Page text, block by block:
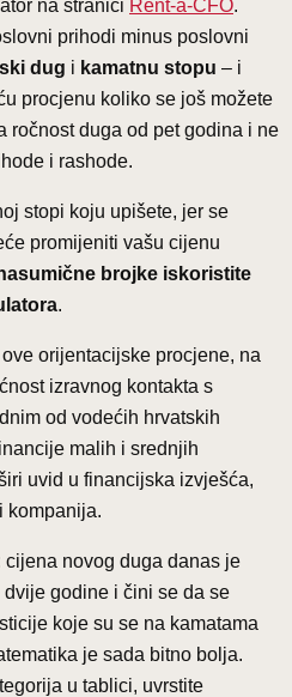
na stranici Rent-a-CFO.
prihodi minus poslovni
dug i kamatnu stopu – i
procjenu koliko se još možete
ročnost duga od pet godina i ne
i rashode.
stopi koju upišete, jer se
promijeniti vašu cijenu
brojke iskoristite
.
orijentacijske procjene, na
izravnog kontakta s
od vodećih hrvatskih
malih i srednjih
uvid u financijska izvješća,
kompanija.
cijena novog duga danas je
godine i čini se da se
koje su se na kamatama
je sada bitno bolja.
u tablici, uvrstite